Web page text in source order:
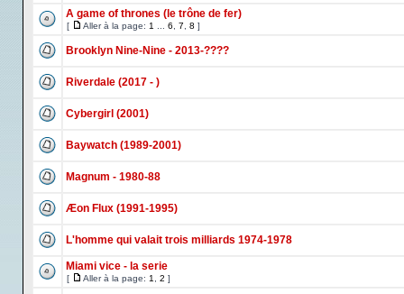
A game of thrones (le trône de fer)
[ Aller à la page: 1 6 7 8 ]
Brooklyn Nine-Nine - 2013-????
Riverdale (2017 - )
Cybergirl (2001)
Baywatch (1989-2001)
Magnum - 1980-88
Æon Flux (1991-1995)
L'homme qui valait trois milliards 1974-1978
Miami vice - la serie
[ Aller à la page: 1 2 ]